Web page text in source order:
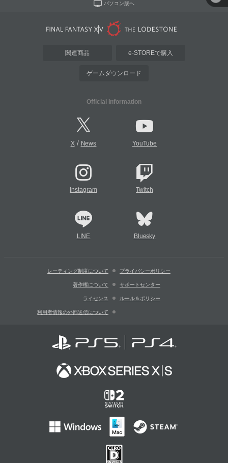
パソコン版へ
関連商品 e-STOREで購入
ゲームダウンロード
Official Information
X/ News YouTube
Instagram Twitch
LINE Bluesky
レーティング制度について プライバシーポリシー
著作権について サポートセンター
ライセンス ルール＆ポリシー
利用者情報の外部送信について